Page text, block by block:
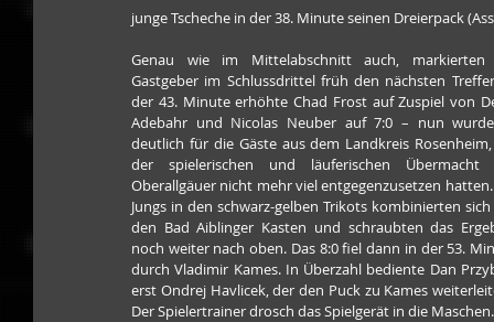
junge Tscheche in der 38. Minute seinen Dreierpack
Genau wie im Mittelabschnitt auch, markierten
Gastgeber im Schlussdrittel früh den nächsten
der 43. Minute erhöhte Chad Frost auf Zuspiel von
Adebahr und Nicolas Neuber auf 7:0 – nun
deutlich für die Gäste aus dem Landkreis
der spielerischen und läuferischen Übermacht
Oberallgäuer nicht mehr viel entgegenzusetzen
Jungs in den schwarz-gelben Trikots kombinierten
den Bad Aiblinger Kasten und schraubten das
noch weiter nach oben. Das 8:0 fiel dann in der 53.
durch Vladimir Kames. In Überzahl bediente Dan
erst Ondrej Havlicek, der den Puck zu Kames
Der Spielertrainer drosch das Spielgerät in die Maschen.